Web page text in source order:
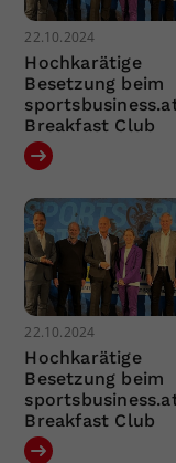
22.10.2024
Hochkarätige
Besetzung beim
Breakfast Club
22.10.2024
Hochkarätige
Besetzung beim
Breakfast Club